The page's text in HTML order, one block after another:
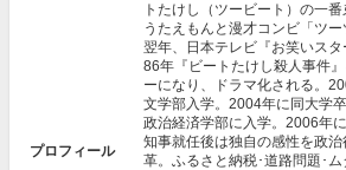
プロフィール
トたけし（ツービート）の一
うたえもんと漫才コンビ「ツー
翌年、日本テレビ『お笑いス
86年『ビートたけし殺人事件
ーになり、ドラマ化される。
文学部入学。2004年に同大学
政治経済学部に入学。2006年
知事就任後は独自の感性を政
革。ふるさと納税･道路問題･